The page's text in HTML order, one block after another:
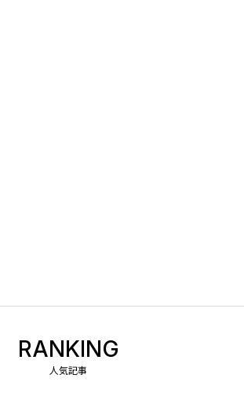
RANKING
人気記事